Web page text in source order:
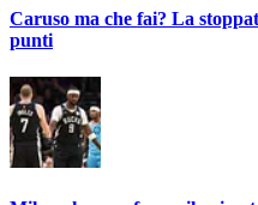
Caruso ma che fai? La
punti